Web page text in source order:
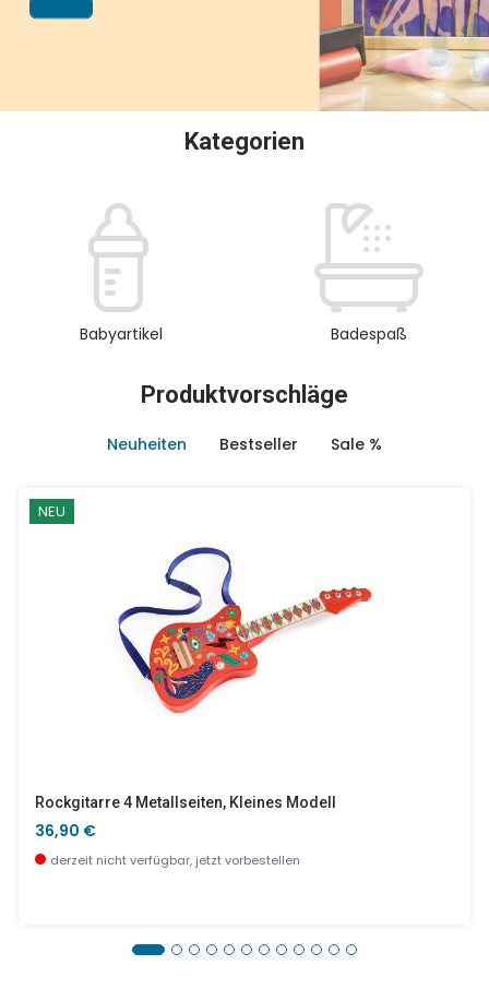
Kategorien
Babyartikel Badespaß
Produktvorschläge
Neuheiten Bestseller Sale %
NEU
Rockgitarre 4 Metallseiten, Kleines Modell
36,90 €
derzeit nicht verfügbar, jetzt vorbestellen